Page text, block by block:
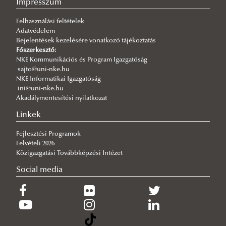
Új esély a továbbtanulásra: válaszd az NKE-t a pótfelvételin!
2026/07/29
A gyermek mindenek felett
2026/07/27
Hamarosan indul a jelentkezés az egyetemi pótfelvételire
2026/07/27
Tiszolczi Balázs Gergely: A biztonságot nem lehet csupán
tankönyvekből megtanulni
2026/07/26
Imago Dei az algoritmusok korában
Impresszum
Felhasználási feltételek
Adatvédelem
Bejelentések kezelésére vonatkozó tájékoztatás
Főszerkesztő:
NKE Kommunikációs és Program Igazgatóság
sajto@uni-nke.hu
NKE Informatikai Igazgatóság
ini@uni-nke.hu
Akadálymentesítési nyilatkozat
Linkek
Fejlesztési Programok
Felvételi 2026
Közigazgatási Továbbképzési Intézet
Social media